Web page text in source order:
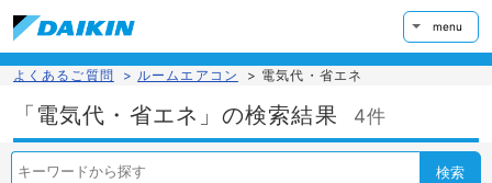
menu
よくあるご質問 > ルームエアコン > 電気代・省エネ
「電気代・省エネ」の検索結果 4件
検索